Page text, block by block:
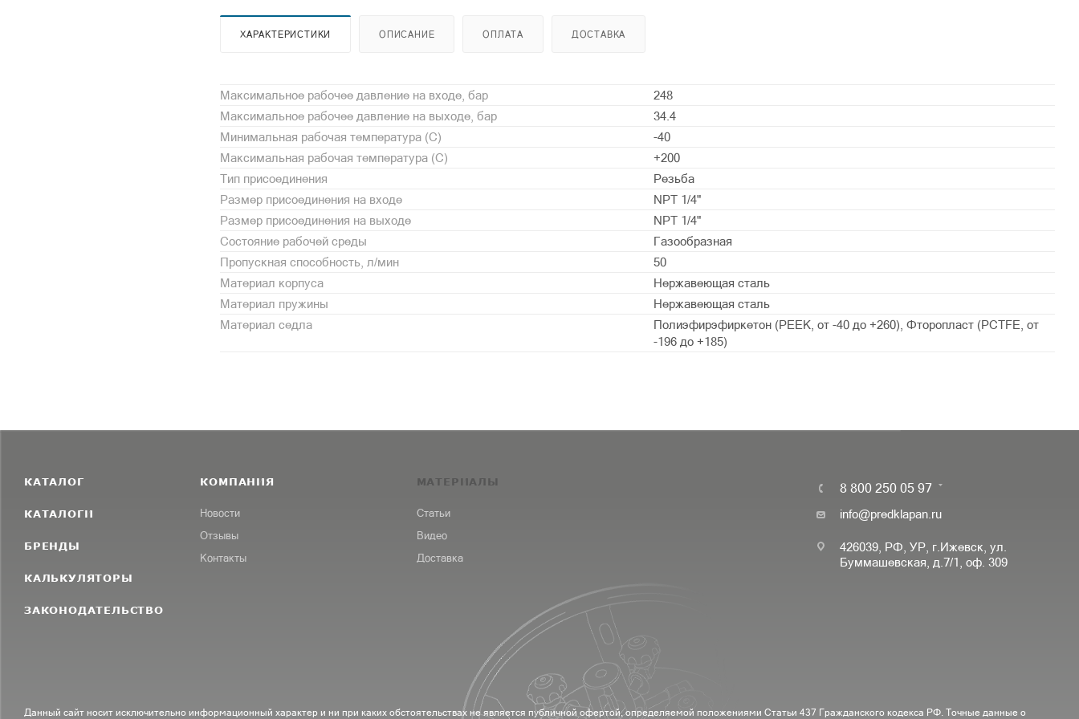
ХАРАКТЕРИСТИКИ ОПИСАНИЕ ОПЛАТА ДОСТАВКА
Максимальное рабочее давление на входе, бар
248
Максимальное рабочее давление на выходе, бар
34.4
Минимальная рабочая температура (С)
-40
Максимальная рабочая температура (С)
+200
Тип присоединения
Резьба
Размер присоединения на входе
NPT 1/4"
Размер присоединения на выходе
NPT 1/4"
Состояние рабочей среды
Газообразная
Пропускная способность, л/мин
50
Материал корпуса
Нержавеющая сталь
Материал пружины
Нержавеющая сталь
Материал седла
Полиэфирэфиркетон (PEEK, от -40 до +260), Фторопласт (PСTFE, от
-196 до +185)
КАТАЛОГ
КАТАЛОГИ
БРЕНДЫ
КАЛЬКУЛЯТОРЫ
ЗАКОНОДАТЕЛЬСТВО
КОМПАНИЯ
Новости
Отзывы
Контакты
МАТЕРИАЛЫ
Статьи
Видео
Доставка
8 800 250 05 97
info@predklapan.ru
426039, РФ, УР, г.Ижевск, ул.
Буммашевская, д.7/1, оф. 309
Данный сайт носит исключительно информационный характер и ни при каких обстоятельствах не является публичной офертой, определяемой положениями Статьи 437 Гражданского кодекса РФ. Точные данные о